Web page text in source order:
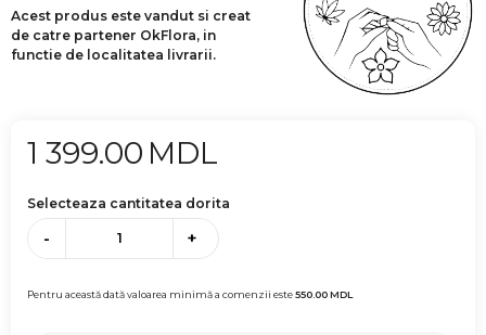
Acest produs este vandut si creat
de catre partener OkFlora, in
functie de localitatea livrarii.
1 399.00 MDL
Selecteaza cantitatea dorita
- +
Pentru această dată valoarea minimă a comenzii este550.00MDL